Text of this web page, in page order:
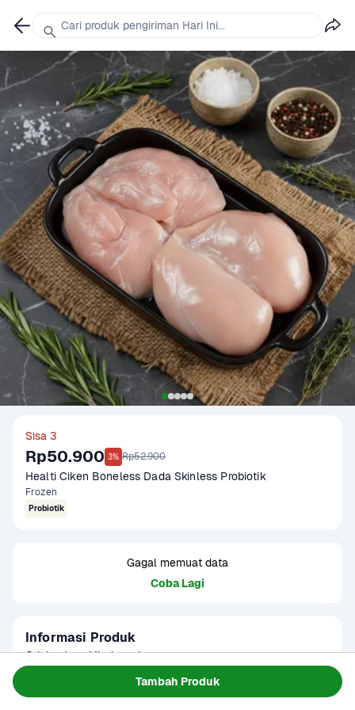
Tambah Produk
Sisa 3
Rp50.900 3% Rp52.900
Healti Ciken Boneless Dada Skinless Probiotik
Frozen
Probiotik
Gagal memuat data
Coba Lagi
Informasi Produk
Origin : Local/Indonesia
Gramation : 250 gram & 500 gram
Cari produk pengiriman Hari Ini...